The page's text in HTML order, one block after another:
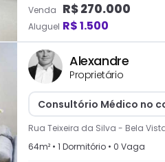
Venda R$270.000
Aluguel R$1.500
Alexandre
Proprietário
Consultório Médico no
Rua Teixeira da Silva - Bela
64m² • 1 Dormitório • 0 Vaga